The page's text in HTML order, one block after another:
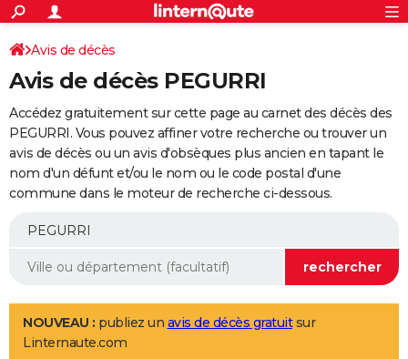
ACTUALITÉS
Politique
Société
Faits Divers
Education
Monde
Villes
+
SPORT
Coupe du monde 2026
Football
Tennis
Cyclisme
Rugby
Forum
Programme TV
TNT
Streaming
Cinéma
Sorties cinéma
Musique
+
FINANCE
Retraite
Epargne
Immobilier
Risques naturels par ville
Banque
Assurance
AUTO
Essais
Réserver un essai
Citadines
Berlines
SUV
Forum auto
+
Mobiles
Meilleur smartphone
Internet
Ordinateurs
Jeux vidéo
Guide high-tech
Aménagement intérieur
LIFESTYLE
Art de vivre
Bien-être
Loisirs
Mode
Modes de vie
Avis de décès
Avis de décès PEGURRI
Accédez gratuitement sur cette page au carnet des décès des
PEGURRI. Vous pouvez affiner votre recherche ou trouver un
avis de décès ou un avis d'obsèques plus ancien en tapant le
nom d'un défunt et/ou le nom ou le code postal d'une
commune dans le moteur de recherche ci-dessous.
NOUVEAU : publiez un avis de décès gratuitsur
Linternaute.com